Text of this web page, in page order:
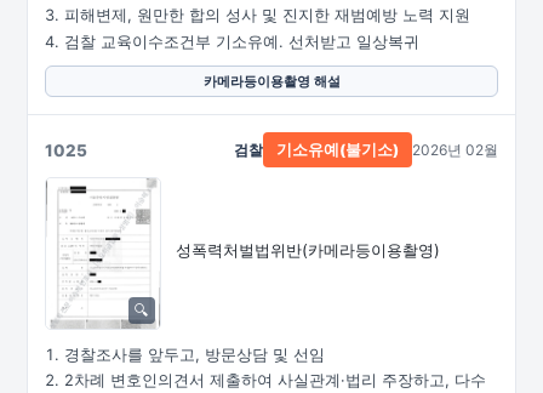
피해변제, 원만한 합의 성사 및 진지한 재범예방 노력 지원
검찰 교육이수조건부 기소유예. 선처받고 일상복귀
카메라등이용촬영 해설
1025
성폭력처벌법위반(카메라등이용촬영)
검찰 기소유예(불기소) 2026년 02월
경찰조사를 앞두고, 방문상담 및 선임
2차례 변호인의견서 제출하여 사실관계·법리 주장하고, 다수